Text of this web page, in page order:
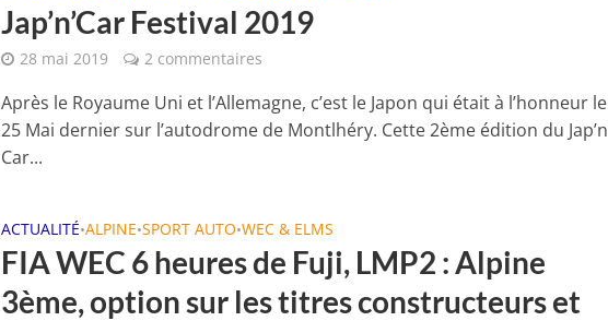
Jap’n’Car Festival 2019
28 mai 2019 2 commentaires
Après le Royaume Uni et l’Allemagne, c’est le Japon qui était à l’honneur le
25 Mai dernier sur l’autodrome de Montlhéry. Cette 2ème édition du Jap’n
Car...
ACTUALITÉ•ALPINE•SPORT AUTO•WEC & ELMS
FIA WEC 6 heures de Fuji, LMP2 : Alpine
3ème, option sur les titres constructeurs et